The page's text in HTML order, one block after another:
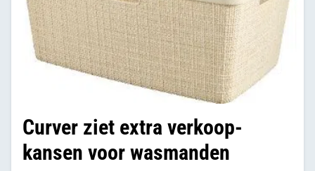
Curver ziet extra verkoop­
kansen voor wasmanden